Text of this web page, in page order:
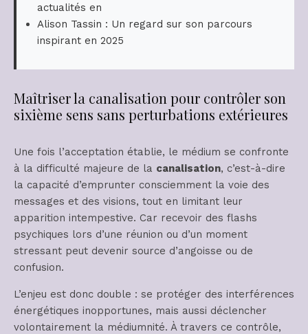
actualités en
Alison Tassin : Un regard sur son parcours
inspirant en 2025
Maîtriser la canalisation pour contrôler son
sixième sens sans perturbations extérieures
Une fois l’acceptation établie, le médium se confronte
à la difficulté majeure de la canalisation, c’est-à-dire
la capacité d’emprunter consciemment la voie des
messages et des visions, tout en limitant leur
apparition intempestive. Car recevoir des flashs
psychiques lors d’une réunion ou d’un moment
stressant peut devenir source d’angoisse ou de
confusion.
L’enjeu est donc double : se protéger des interférences
énergétiques inopportunes, mais aussi déclencher
volontairement la médiumnité. À travers ce contrôle,